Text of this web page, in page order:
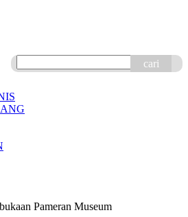
cari
Pameran Museum